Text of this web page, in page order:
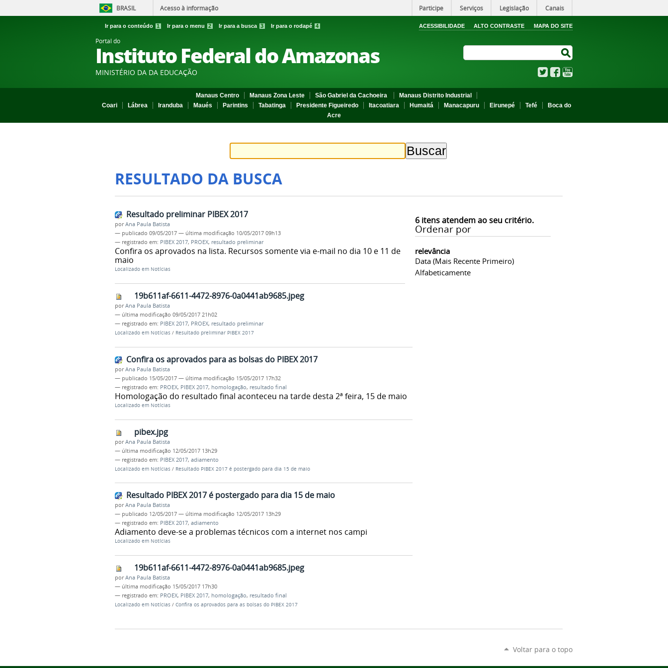
BRASIL Acesso à informação Participe Serviços Legislação Canais
Ir para o conteúdo 1 Ir para o menu 2 Ir para a busca 3 Ir para o rodapé 4 ACESSIBILIDADE ALTO CONTRASTE MAPA DO SITE
Portal do
Instituto Federal do Amazonas
MINISTÉRIO DA DA EDUCAÇÃO TwitterFacebook
Manaus Centro Manaus Zona Leste São Gabriel da Cachoeira
Manaus Distrito Industrial
Coari
Lábrea Iranduba Maués Parintins Tabatinga Presidente Figueiredo Itacoatiara Humaitá Manacapuru Eirunepé Tefé
Boca do
Acre
RESULTADO DA BUSCA
6itens atendem ao seu critério.
Ordenar por
relevância
Data (mais Recente Primeiro)
Alfabeticamente
Resultado preliminar PIBEX 2017
porAna Paula Batista
— publicado 09/05/2017 — última modificação 10/05/2017 09h13
— registrado em: PIBEX 2017, PROEX, resultado preliminar
Confira os aprovados na lista. Recursos somente via e-mail no dia 10 e 11 de
maio
Localizado em Notícias
19b611af-6611-4472-8976-0a0441ab9685.jpeg
porAna Paula Batista
— última modificação 09/05/2017 21h02
— registrado em: PIBEX 2017, PROEX, resultado preliminar
Localizado em Notícias / Resultado preliminar PIBEX 2017
Confira os aprovados para as bolsas do PIBEX 2017
porAna Paula Batista
— publicado 15/05/2017 — última modificação 15/05/2017 17h32
— registrado em: PROEX, PIBEX 2017, homologação, resultado final
Homologação do resultado final aconteceu na tarde desta 2ª feira, 15 de maio
Localizado em Notícias
pibex.jpg
porAna Paula Batista
— última modificação 12/05/2017 13h29
— registrado em: PIBEX 2017, adiamento
Localizado em Notícias / Resultado PIBEX 2017 é postergado para dia 15 de maio
Resultado PIBEX 2017 é postergado para dia 15 de maio
porAna Paula Batista
— publicado 12/05/2017 — última modificação 12/05/2017 13h29
— registrado em: PIBEX 2017, adiamento
Adiamento deve-se a problemas técnicos com a internet nos campi
Localizado em Notícias
19b611af-6611-4472-8976-0a0441ab9685.jpeg
porAna Paula Batista
— última modificação 15/05/2017 17h30
— registrado em: PROEX, PIBEX 2017, homologação, resultado final
Localizado em Notícias / Confira os aprovados para as bolsas do PIBEX 2017
Voltar para o topo